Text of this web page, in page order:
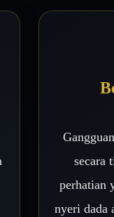
secara
perhatian
nyeri dada